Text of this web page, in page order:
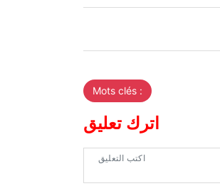
Mots clés :
اترك تعليق